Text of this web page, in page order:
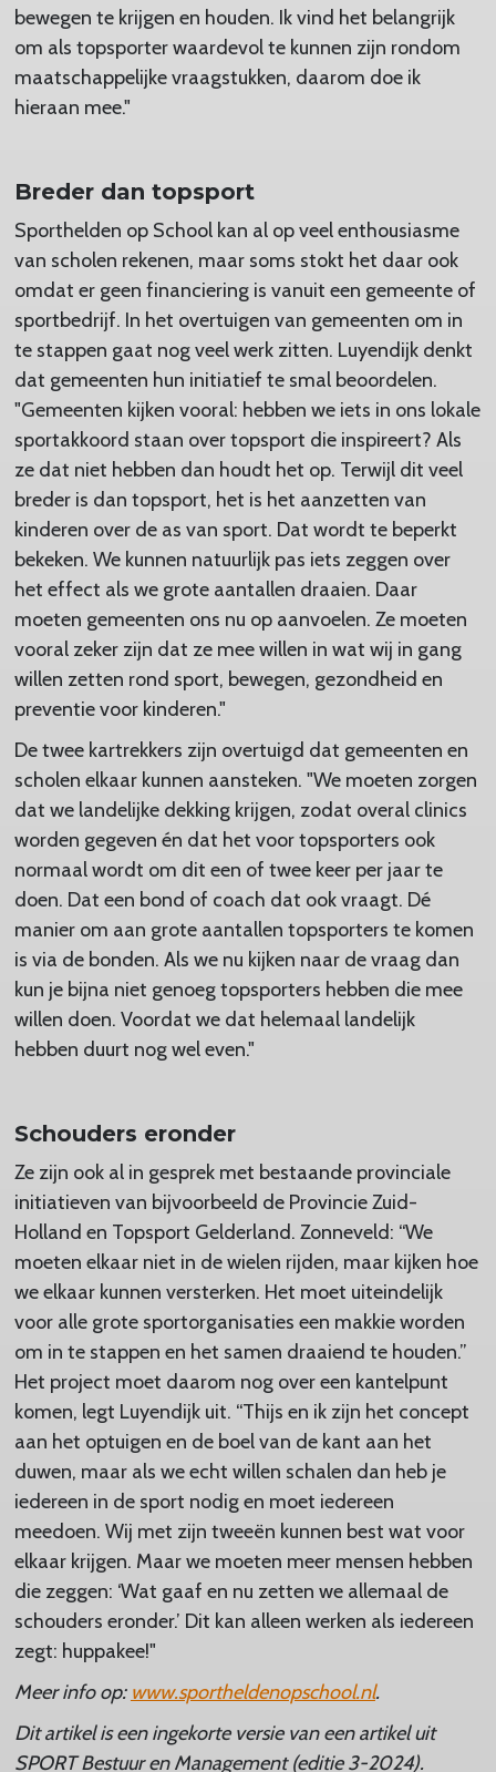
bewegen te krijgen en houden. Ik vind het belangrijk
om als topsporter waardevol te kunnen zijn rondom
maatschappelijke vraagstukken, daarom doe ik
hieraan mee."
Breder dan topsport
Sporthelden op School kan al op veel enthousiasme
van scholen rekenen, maar soms stokt het daar ook
omdat er geen financiering is vanuit een gemeente of
sportbedrijf. In het overtuigen van gemeenten om in
te stappen gaat nog veel werk zitten. Luyendijk denkt
dat gemeenten hun initiatief te smal beoordelen.
"Gemeenten kijken vooral: hebben we iets in ons lokale
sportakkoord staan over topsport die inspireert? Als
ze dat niet hebben dan houdt het op. Terwijl dit veel
breder is dan topsport, het is het aanzetten van
kinderen over de as van sport. Dat wordt te beperkt
bekeken. We kunnen natuurlijk pas iets zeggen over
het effect als we grote aantallen draaien. Daar
moeten gemeenten ons nu op aanvoelen. Ze moeten
vooral zeker zijn dat ze mee willen in wat wij in gang
willen zetten rond sport, bewegen, gezondheid en
preventie voor kinderen."
De twee kartrekkers zijn overtuigd dat gemeenten en
scholen elkaar kunnen aansteken. "We moeten zorgen
dat we landelijke dekking krijgen, zodat overal clinics
worden gegeven én dat het voor topsporters ook
normaal wordt om dit een of twee keer per jaar te
doen. Dat een bond of coach dat ook vraagt. Dé
manier om aan grote aantallen topsporters te komen
is via de bonden. Als we nu kijken naar de vraag dan
kun je bijna niet genoeg topsporters hebben die mee
willen doen. Voordat we dat helemaal landelijk
hebben duurt nog wel even."
Schouders eronder
Ze zijn ook al in gesprek met bestaande provinciale
initiatieven van bijvoorbeeld de Provincie Zuid-
Holland en Topsport Gelderland. Zonneveld: “We
moeten elkaar niet in de wielen rijden, maar kijken hoe
we elkaar kunnen versterken. Het moet uiteindelijk
voor alle grote sportorganisaties een makkie worden
om in te stappen en het samen draaiend te houden.”
Het project moet daarom nog over een kantelpunt
komen, legt Luyendijk uit. “Thijs en ik zijn het concept
aan het optuigen en de boel van de kant aan het
duwen, maar als we echt willen schalen dan heb je
iedereen in de sport nodig en moet iedereen
meedoen. Wij met zijn tweeën kunnen best wat voor
elkaar krijgen. Maar we moeten meer mensen hebben
die zeggen: ‘Wat gaaf en nu zetten we allemaal de
schouders eronder.’ Dit kan alleen werken als iedereen
zegt: huppakee!"
Meer info op: www.sportheldenopschool.nl.
Dit artikel is een ingekorte versie van een artikel uit
SPORT Bestuur en Management (editie 3-2024).